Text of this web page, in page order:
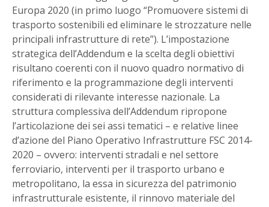
Europa 2020 (in primo luogo “Promuovere sistemi di
trasporto sostenibili ed eliminare le strozzature nelle
principali infrastrutture di rete”). L’impostazione
strategica dell’Addendum e la scelta degli obiettivi
risultano coerenti con il nuovo quadro normativo di
riferimento e la programmazione degli interventi
considerati di rilevante interesse nazionale. La
struttura complessiva dell’Addendum ripropone
l’articolazione dei sei assi tematici – e relative linee
d’azione del Piano Operativo Infrastrutture FSC 2014-
2020 – ovvero: interventi stradali e nel settore
ferroviario, interventi per il trasporto urbano e
metropolitano, la essa in sicurezza del patrimonio
infrastrutturale esistente, il rinnovo materiale del